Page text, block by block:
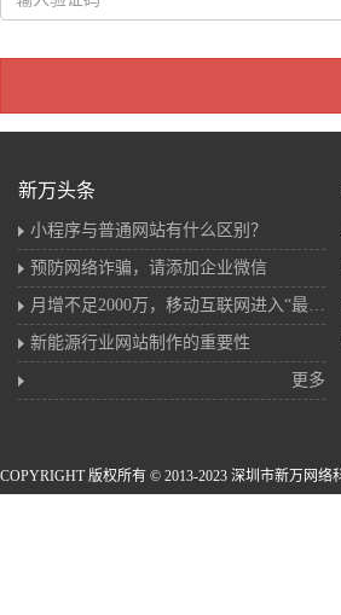
新万头条
小程序与普通网站有什么区别？
预防网络诈骗，请添加企业微信
月增不足2000万，移动互联网进入“最后的存量战”
新能源行业网站制作的重要性
更多
COPYRIGHT 版权所有 © 2013-2023 深圳市新万网络